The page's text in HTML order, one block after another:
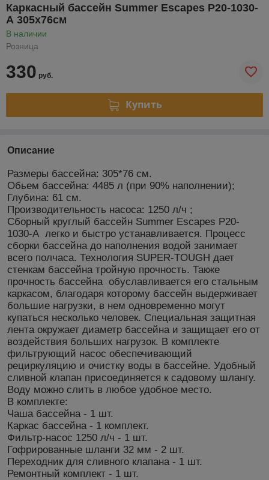
Каркасный бассейн Summer Escapes Р20-1030-
А 305x76см
В наличии
Розница
330 руб.
Купить
Описание
Размеры бассейна: 305*76 см.
Обьем бассейна: 4485 л (при 90% наполнении);
Глубина: 61 см.
Производительность насоса: 1250 л/ч ;
Сборный круглый бассейн Summer Escapes Р20-
1030-А легко и быстро устанавливается. Процесс
сборки бассейна до наполнения водой занимает
всего полчаса. Технология SUPER-TOUGH дает
стенкам бассейна тройную прочность. Также
прочность бассейна обуславливается его стальным
каркасом, благодаря которому бассейн выдерживает
большие нагрузки, в нем одновременно могут
купаться несколько человек. Специальная защитная
лента окружает диаметр бассейна и защищает его от
воздействия больших нагрузок. В комплекте
фильтрующий насос обеспечивающий
рециркуляцию и очистку воды в бассейне. Удобный
сливной клапан присоединяется к садовому шлангу.
Воду можно слить в любое удобное место.
В комплекте:
Чаша бассейна - 1 шт.
Каркас бассейна - 1 комплект.
Фильтр-насос 1250 л/ч - 1 шт.
Гофрированные шланги 32 мм - 2 шт.
Переходник для сливного клапана - 1 шт.
Ремонтный комплект - 1 шт.